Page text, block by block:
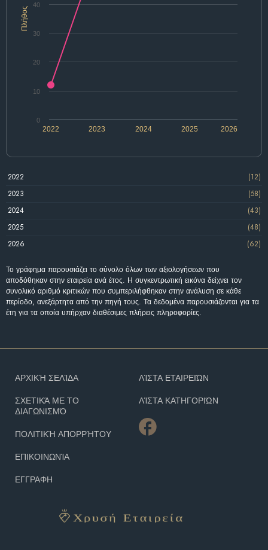
Πλήθος
2025
2022 2023 2024 2026
0
10
20
30
40
2022
(12)
2023
(58)
2024
(43)
2025
(48)
2026
(62)
Το γράφημα παρουσιάζει το σύνολο όλων των αξιολογήσεων που
αποδόθηκαν στην εταιρεία ανά έτος. Η συγκεντρωτική εικόνα δείχνει τον
συνολικό αριθμό κριτικών που συμπεριλήφθηκαν στην ανάλυση σε κάθε
περίοδο, ανεξάρτητα από την πηγή τους. Τα δεδομένα παρουσιάζονται για τα
έτη για τα οποία υπήρχαν διαθέσιμες πλήρεις πληροφορίες.
ΑΡΧΙΚΉ ΣΕΛΊΔΑ
ΣΧΕΤΙΚΆ ΜΕ ΤΟ
ΔΙΑΓΩΝΙΣΜΌ
ΠΟΛΙΤΙΚΉ ΑΠΟΡΡΉΤΟΥ
ΕΠΙΚΟΙΝΩΝΊΑ
ΕΓΓΡΑΦΗ
ΛΊΣΤΑ ΕΤΑΙΡΕΙΏΝ
ΛΊΣΤΑ ΚΑΤΗΓΟΡΙΏΝ